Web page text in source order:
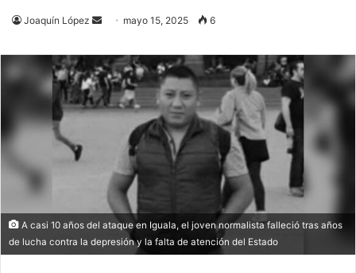
Joaquín López
Send
email
mayo 15, 2025 6
A casi 10 años del ataque en Iguala, el joven normalista falleció tras años
de lucha contra la depresión y la falta de atención del Estado